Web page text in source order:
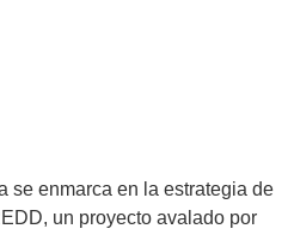
se enmarca en la estrategia de
un proyecto avalado por